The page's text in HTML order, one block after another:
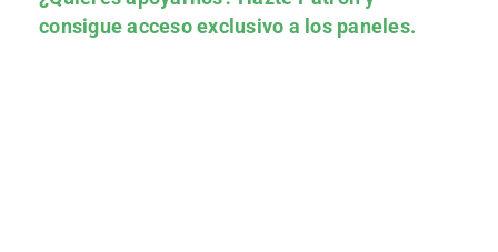
consigue acceso exclusivo a los paneles.